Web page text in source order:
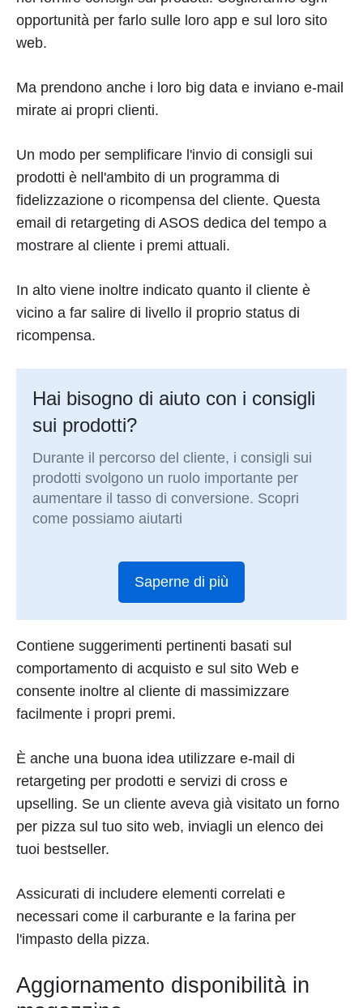
opportunità per farlo sulle loro app e sul loro sito
web.
Ma prendono anche i loro big data e inviano e-mail
mirate ai propri clienti.
Un modo per semplificare l'invio di consigli sui
prodotti è nell'ambito di un programma di
fidelizzazione o ricompensa del cliente. Questa
email di retargeting di ASOS dedica del tempo a
mostrare al cliente i premi attuali.
In alto viene inoltre indicato quanto il cliente è
vicino a far salire di livello il proprio status di
ricompensa.
Hai bisogno di aiuto con i consigli
sui prodotti?
Durante il percorso del cliente, i consigli sui
prodotti svolgono un ruolo importante per
aumentare il tasso di conversione. Scopri
come possiamo aiutarti
Saperne di più
Contiene suggerimenti pertinenti basati sul
comportamento di acquisto e sul sito Web e
consente inoltre al cliente di massimizzare
facilmente i propri premi.
È anche una buona idea utilizzare e-mail di
retargeting per prodotti e servizi di cross e
upselling. Se un cliente aveva già visitato un forno
per pizza sul tuo sito web, inviagli un elenco dei
tuoi bestseller.
Assicurati di includere elementi correlati e
necessari come il carburante e la farina per
l'impasto della pizza.
Aggiornamento disponibilità in